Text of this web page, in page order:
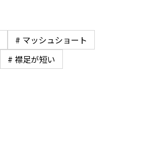
# マッシュショート
# 襟足が短い